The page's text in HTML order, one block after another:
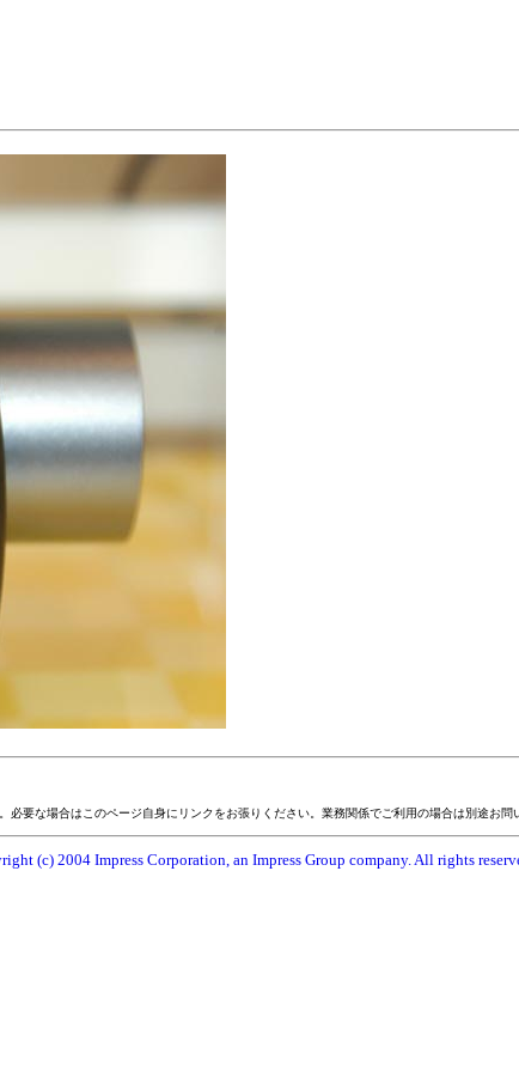
要な場合はこのページ自身にリンクをお張りください。業務関係でご利用の場合は別途お問
(c) 2004 Impress Corporation, an Impress Group company. All rights